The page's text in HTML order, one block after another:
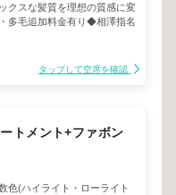
クスな髪質を理想の質感に変
多毛追加料金有り◆相澤指名
タップして空席を確認
トメント+ファボン
色(ハイライト・ローライト